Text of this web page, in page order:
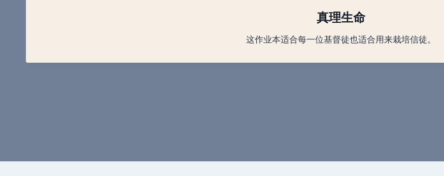
真理生命
这作业本适合每一位基督徒也适合用来栽培信徒。